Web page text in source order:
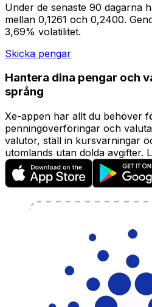
Under de senaste 90 dagarna
mellan 0,1261 och 0,2400.
3,69% volatilitet.
Skicka pengar
Hantera dina pengar och
språng
Xe-appen har allt du behöver
penningöverföringar och
valutor, ställ in kursvarningar
utomlands utan dolda avgifter.